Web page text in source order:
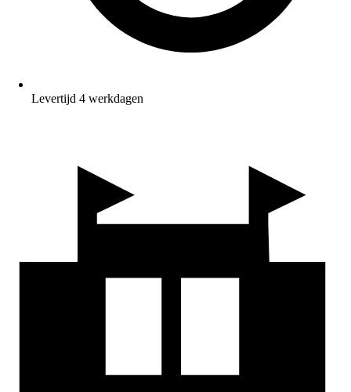
Levertijd 4 werkdagen